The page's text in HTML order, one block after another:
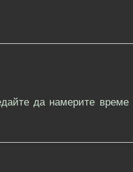
да намерите